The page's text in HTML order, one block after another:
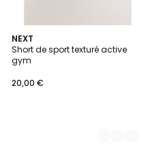
NEXT
Short de sport texturé active
gym
20,00 €
5
Couleurs